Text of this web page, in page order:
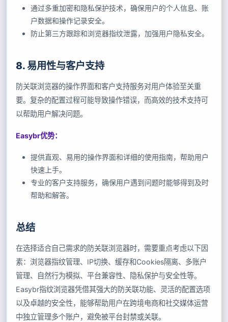
通过多重加密和隐私保护技术，确保用户的个人信息、账
户数据和操作记录安全。
防止第三方跟踪和浏览器指纹泄露，加强用户隐私安全。
8. 易用性与客户支持
防关联浏览器的操作界面和客户支持服务对用户体验至关重
要。复杂的配置过程可能导致操作错误，而高效的技术支持可
以帮助用户解决问题。
Easybr优势：
提供直观、易用的操作界面和详细的使用指南，帮助用户
快速上手。
专业的客户支持服务，确保用户遇到问题时能够得到及时
帮助和解答。
总结
在选择适合自己需求的防关联浏览器时，需要重点考虑以下因
素：浏览器指纹管理、IP切换、缓存和Cookies隔离、多账户
管理、自然行为模拟、平台兼容性、隐私保护与安全性等。
Easybr指纹浏览器凭借其强大的防关联功能、灵活的配置选项
以及卓越的安全性，能够帮助用户在跨境电商和社交媒体运营
中独立管理多个账户，避免被平台封禁或关联。